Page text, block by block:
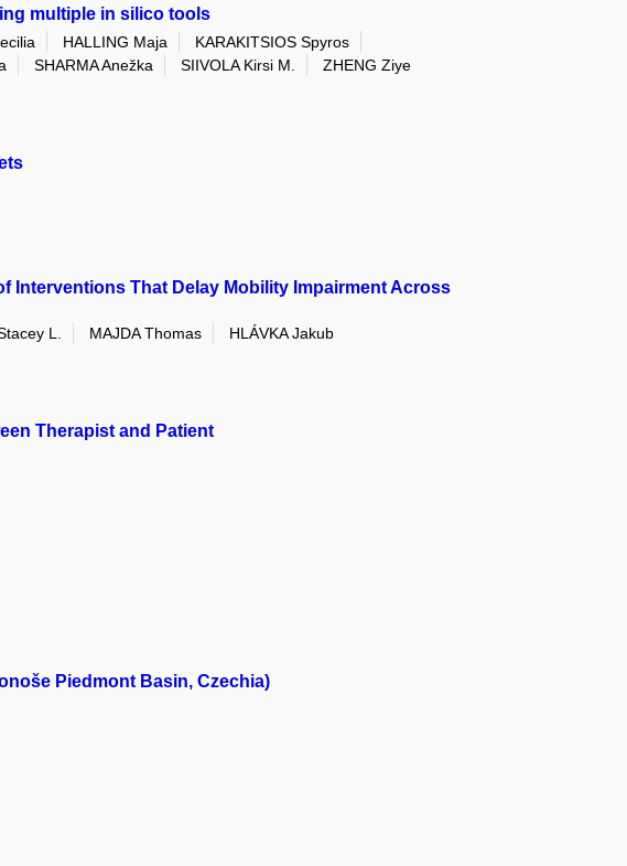
multiple in silico tools
HALLING Maja
KARAKITSIOS Spyros
SHARMA Anežka SIIVOLA Kirsi M.
ZHENG Ziye
Interventions That Delay Mobility Impairment Across
L. MAJDA Thomas
HLÁVKA Jakub
Therapist and Patient
Piedmont Basin, Czechia)